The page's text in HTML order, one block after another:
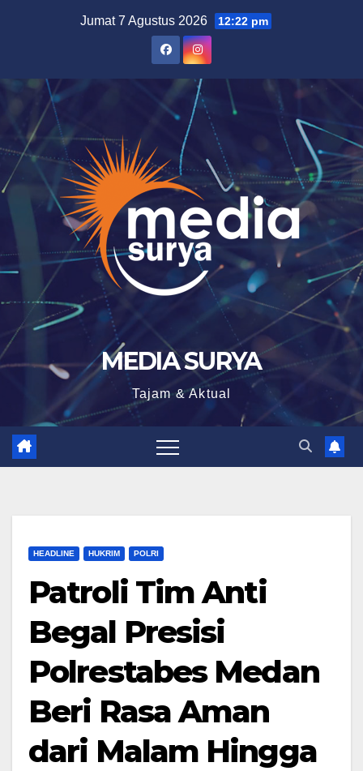
Jumat 7 Agustus 2026 12:22 pm
MEDIA SURYA
Tajam & Aktual
HEADLINE HUKRIM POLRI
Patroli Tim Anti
Begal Presisi
Polrestabes Medan
Beri Rasa Aman
dari Malam Hingga